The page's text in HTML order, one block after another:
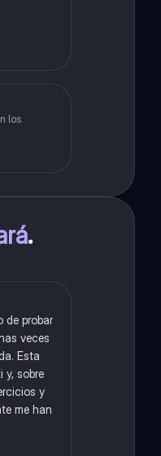
los
.
de probar
veces
Esta
y, sobre
y
me han